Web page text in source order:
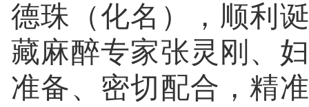
德珠（化名），顺利
藏麻醉专家张灵刚、
准备、密切配合，精